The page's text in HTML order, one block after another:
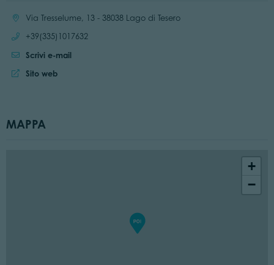
Località:Via Tresselume, 13 - 38038 Lago di Tesero
Chiama:
+39(335)1017632
Scrivi e-mail
Sito web:
Sito web
MAPPA
+
−